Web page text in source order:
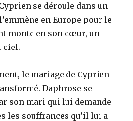
se déroule dans un
en Europe pour le
monte en son cœur, un
ciel.
le mariage de Cyprien
Daphrose se
son mari qui lui demande
les souffrances qu’il lui a